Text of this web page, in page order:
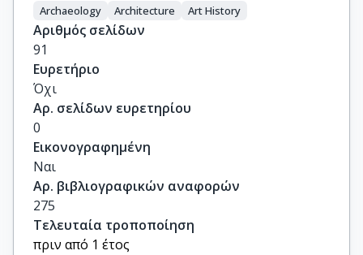
Archaeology Architecture Art History
Αριθμός σελίδων
91
Ευρετήριο
Όχι
Αρ. σελίδων ευρετηρίου
0
Εικονογραφημένη
Ναι
Αρ. βιβλιογραφικών αναφορών
275
Τελευταία τροποποίηση
πριν από 1 έτος